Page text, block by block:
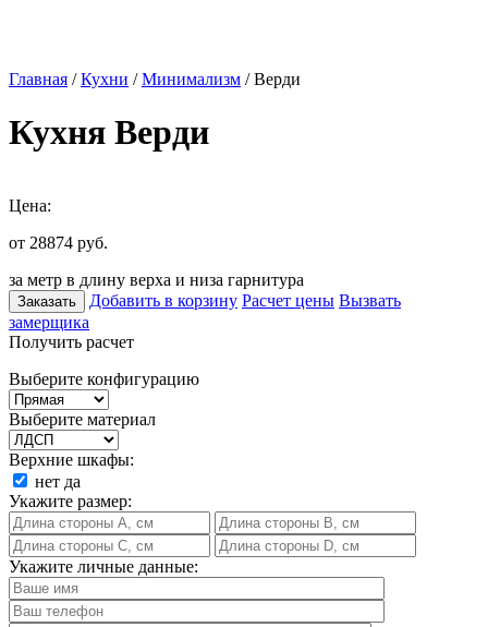
Главная /Кухни /Минимализм / Верди
Кухня Верди
Цена:
от 28874 руб.
за метр в длину верха и низа гарнитура
Заказать Добавить в корзину Расчет цены Вызвать
замерщика
Получить расчет
Выберите конфигурацию
Выберите материал
Верхние шкафы:
нет да
Укажите размер:
Укажите личные данные: